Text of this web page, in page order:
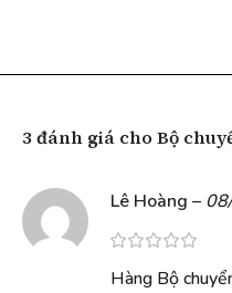
3 đánh giá cho Bộ
Lê Hoàng –
Hàng Bộ